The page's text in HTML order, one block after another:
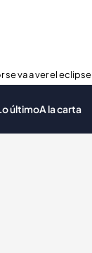
se va a ver el eclipse
últimoA la carta